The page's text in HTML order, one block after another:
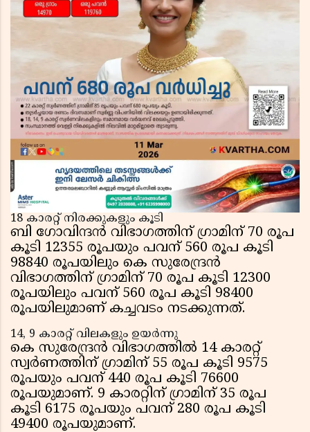
18 കാരറ്റ് നിരക്കുകളും കൂടി
ബി ഗോവിന്ദന്‍ വിഭാഗത്തിന് ഗ്രാമിന് 70 രൂപ
കൂടി 12355 രൂപയും പവന് 560 രൂപ കൂടി
98840 രൂപയിലും കെ സുരേന്ദ്രന്‍
വിഭാഗത്തിന് ഗ്രാമിന് 70 രൂപ കൂടി 12300
രൂപയിലും പവന് 560 രൂപ കൂടി 98400
രൂപയിലുമാണ് കച്ചവടം നടക്കുന്നത്.
14, 9 കാരറ്റ് വിലകളും ഉയര്‍ന്നു
കെ സുരേന്ദ്രന്‍ വിഭാഗത്തില്‍ 14 കാരറ്റ്
സ്വര്‍ണത്തിന് ഗ്രാമിന് 55 രൂപ കൂടി 9575
രൂപയും പവന് 440 രൂപ കൂടി 76600
രൂപയുമാണ്. 9 കാരറ്റിന് ഗ്രാമിന് 35 രൂപ
കൂടി 6175 രൂപയും പവന് 280 രൂപ കൂടി
49400 രൂപയുമാണ്.